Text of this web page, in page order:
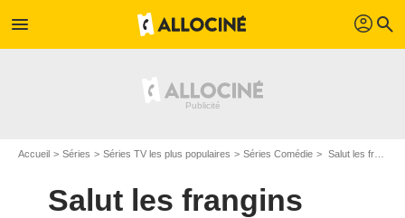
menu profil search
Accueil Séries Séries TV les plus populaires Séries Comédie Salut les frangins
Salut les frangins